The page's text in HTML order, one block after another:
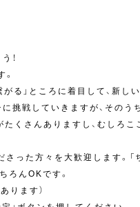
！
る」ところに着目して、新し
挑戦していきますが、そのう
くさんありますし、むしろ
た方々を大歓迎します。「
ろんOKです。
ります）